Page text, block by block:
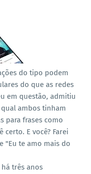
do tipo podem
do que as redes
em questão, admitiu
ambos tinham
para frases como
E você? Farei
"Eu te amo mais do
três anos